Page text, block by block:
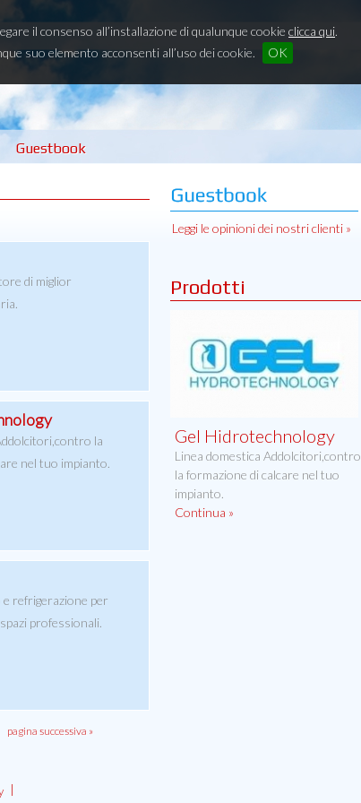
il consenso all’installazione di qualunque cookie clicca qui.
suo elemento acconsenti all’uso dei cookie.
OK
Guestbook
di miglior
la
nel tuo impianto.
refrigerazione per
professionali.
pagina successiva »
Leggi le opinioni dei nostri clienti »
Prodotti
Gel Hidrotechnology
Linea domestica Addolcitori,contro
la formazione di calcare nel tuo
impianto.
Continua »
|